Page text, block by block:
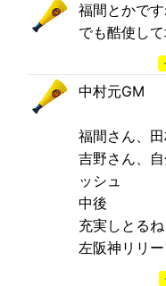
福間とかで
でも酷使し
中村元GM
福間さん、
吉野さん、
ッシュ
中後
充実しとるね
左阪神リリ